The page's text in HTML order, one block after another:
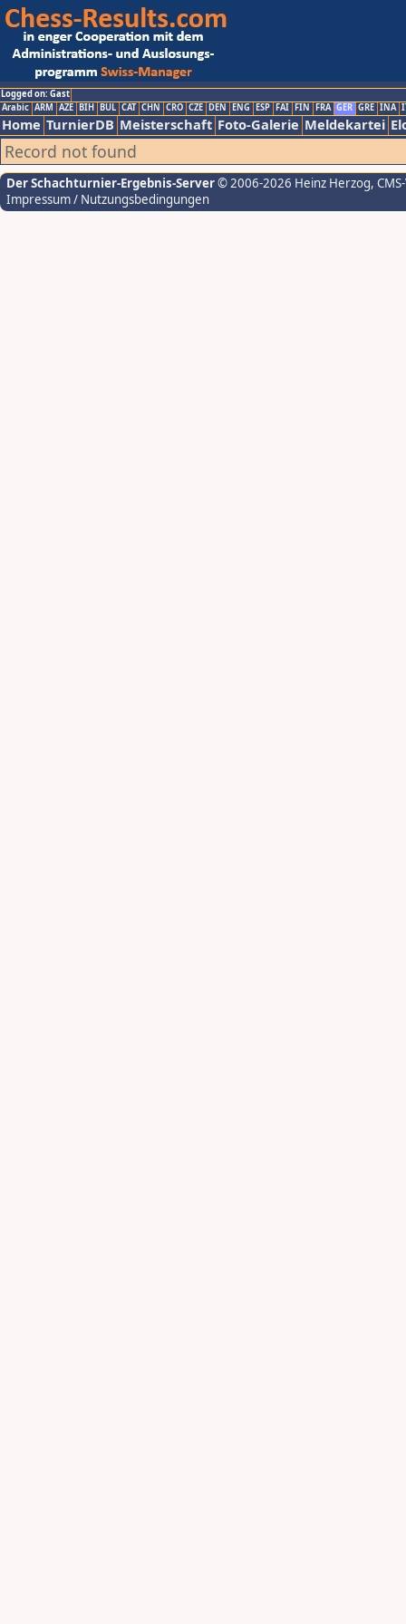
Logged on: Gast
Arabic ARM AZE BIH BUL CAT CHN CRO CZE DEN ENG ESP FAI FIN FRA GER GRE INA
Home TurnierDB Meisterschaft Foto-Galerie Meldekartei
Record not found
Der Schachturnier-Ergebnis-Server© 2006-2026 Heinz Herzog,
Impressum / Nutzungsbedingungen